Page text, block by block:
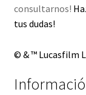
consultarnos!
tus dudas!
© & ™ Lucasfilm